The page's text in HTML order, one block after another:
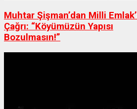
Muhtar Şişman’dan Milli
Çağrı: “Köyümüzün Yapısı
Bozulmasın!”